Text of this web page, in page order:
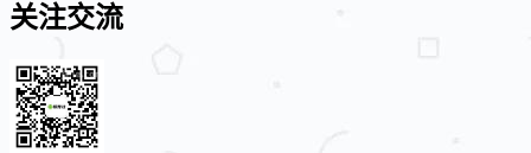
关注交流